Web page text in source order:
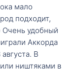
мало
подходит,
Очень удобный
Аккорда
В
ништяками в